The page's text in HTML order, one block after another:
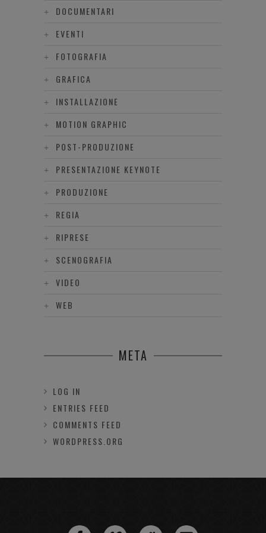
DOCUMENTARI
EVENTI
FOTOGRAFIA
GRAFICA
INSTALLAZIONE
MOTION GRAPHIC
POST-PRODUZIONE
PRESENTAZIONE KEYNOTE
PRODUZIONE
REGIA
RIPRESE
SCENOGRAFIA
VIDEO
WEB
META
LOG IN
ENTRIES FEED
COMMENTS FEED
WORDPRESS.ORG